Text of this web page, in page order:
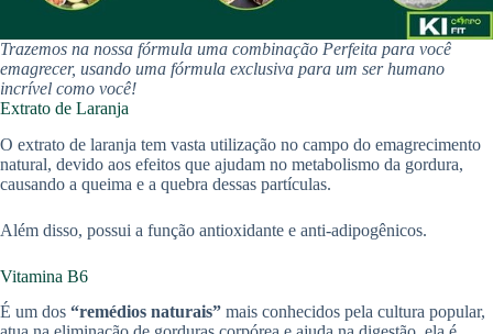
Trazemos na nossa fórmula uma combinação Perfeita para você
emagrecer, usando uma fórmula exclusiva para um ser humano
incrível como você!
Extrato de Laranja
O extrato de laranja tem vasta utilização no campo do emagrecimento
natural, devido aos efeitos que ajudam no metabolismo da gordura,
causando a queima e a quebra dessas partículas.
Além disso, possui a função antioxidante e anti-adipogênicos.
Vitamina B6
É um dos “remédios naturais” mais conhecidos pela cultura popular,